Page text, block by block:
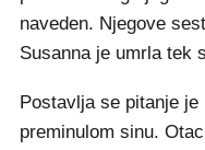
naveden. Njegove
Susanna je umrla tek
Postavlja se pitanje
preminulom sinu.